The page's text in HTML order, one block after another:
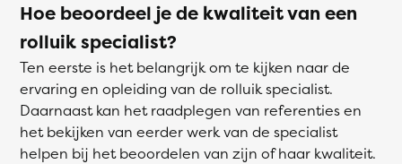
Hoe beoordeel je de kwaliteit van een
rolluik specialist?
Ten eerste is het belangrijk om te kijken naar de
ervaring en opleiding van de rolluik specialist.
Daarnaast kan het raadplegen van referenties en
het bekijken van eerder werk van de specialist
helpen bij het beoordelen van zijn of haar kwaliteit.